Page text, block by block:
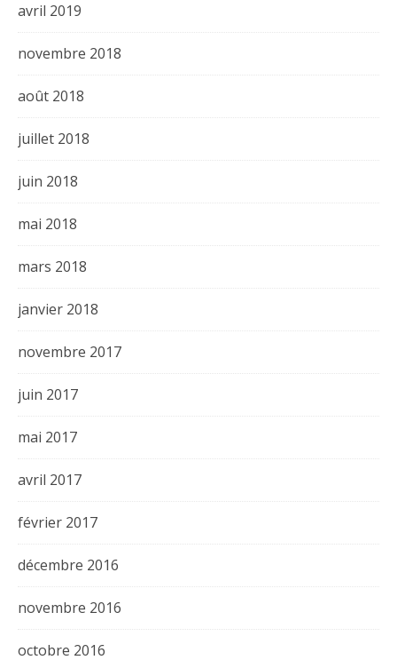
avril 2019
novembre 2018
août 2018
juillet 2018
juin 2018
mai 2018
mars 2018
janvier 2018
novembre 2017
juin 2017
mai 2017
avril 2017
février 2017
décembre 2016
novembre 2016
octobre 2016